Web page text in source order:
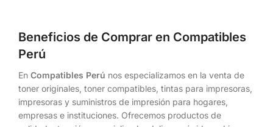
Beneficios de Comprar en Compatibles
Perú
En Compatibles Perú nos especializamos en la venta de
toner originales, toner compatibles, tintas para impresoras,
impresoras y suministros de impresión para hogares,
empresas e instituciones. Ofrecemos productos de